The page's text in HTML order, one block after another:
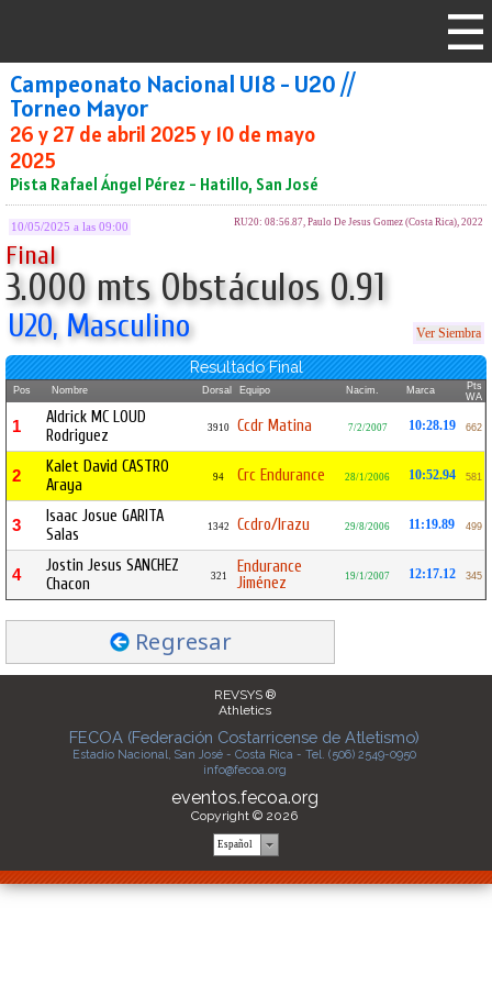
Campeonato Nacional U18 - U20 //
Torneo Mayor
26 y 27 de abril 2025 y 10 de mayo
2025
Pista Rafael Ángel Pérez - Hatillo, San José
10/05/2025 a las 09:00 RU20: 08:56.87, Paulo De Jesus Gomez (Costa Rica), 2022
Final
3.000 mts Obstáculos 0.91
U20, Masculino Ver Siembra
Resultado Final
Pos Nombre Dorsal Equipo Nacim. Marca
Pts
WA
1
Aldrick MC LOUD
Rodriguez
3910 Ccdr Matina 7/2/2007 10:28.19 662
2
Kalet David CASTRO
Araya
94 Crc Endurance 28/1/2006 10:52.94 581
3
Isaac Josue GARITA
Salas
1342 Ccdro/Irazu 29/8/2006 11:19.89 499
4
Jostin Jesus SANCHEZ
Chacon
321
Endurance
Jiménez
19/1/2007 12:17.12 345
Regresar
REVSYS ®
Athletics
FECOA (Federación Costarricense de Atletismo)
Estadio Nacional, San José - Costa Rica - Tel. (506) 2549-0950
info@fecoa.org
eventos.fecoa.org
Copyright © 2026